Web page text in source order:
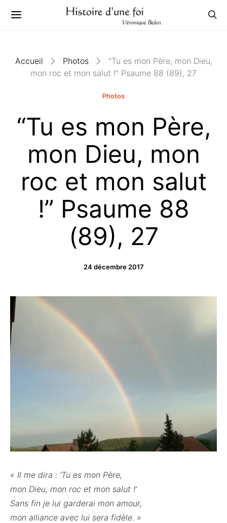
Accueil Photos
“Tu es mon Père, mon Dieu,
mon roc et mon salut !” Psaume 88 (89), 27
Photos
“Tu es mon Père,
mon Dieu, mon
roc et mon salut
!” Psaume 88
(89), 27
24 décembre 2017
« Il me dira : ‘Tu es mon Père,
mon Dieu, mon roc et mon salut !’
Sans fin je lui garderai mon amour,
mon alliance avec lui sera fidèle. »